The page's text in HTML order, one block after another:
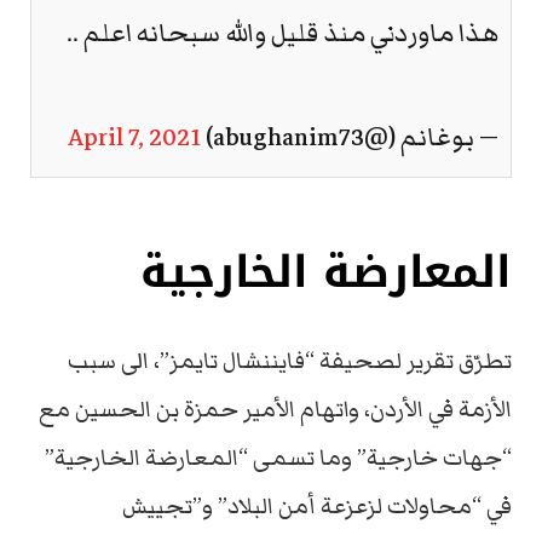
هذا ماوردني منذ قليل والله سبحانه اعلم ..
— بوغانم (@abughanim73) April 7, 2021
المعارضة الخارجية
تطرّق تقرير لصحيفة “فايننشال تايمز”، الى سبب
الأزمة في الأردن، واتهام الأمير حمزة بن الحسين مع
“جهات خارجية” وما تسمى “المعارضة الخارجية”
في “محاولات لزعزعة أمن البلاد” و”تجييش